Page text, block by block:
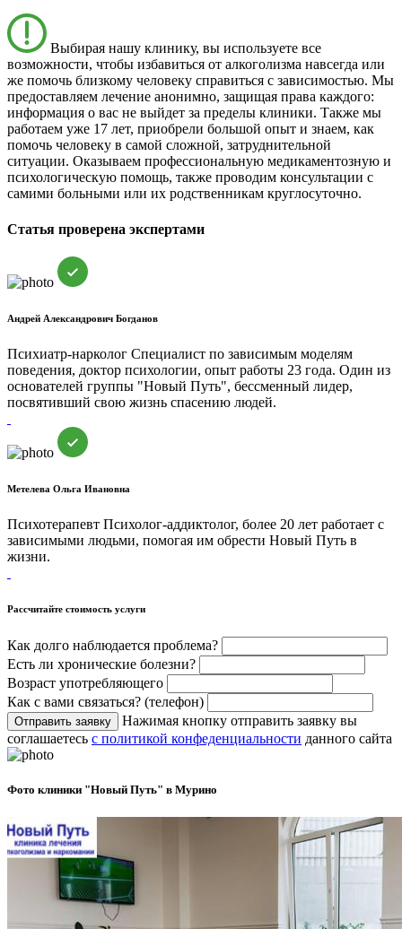
Выбирая нашу клинику, вы используете все
возможности, чтобы избавиться от алкоголизма навсегда или
же помочь близкому человеку справиться с зависимостью. Мы
предоставляем лечение анонимно, защищая права каждого:
информация о вас не выйдет за пределы клиники. Также мы
работаем уже 17 лет, приобрели большой опыт и знаем, как
помочь человеку в самой сложной, затруднительной
ситуации. Оказываем профессиональную медикаментозную и
психологическую помощь, также проводим консультации с
самими больными или их родственникам круглосуточно.
Статья проверена экспертами
Андрей Александрович Богданов
Психиатр-нарколог Специалист по зависимым моделям
поведения, доктор психологии, опыт работы 23 года. Один из
основателей группы "Новый Путь", бессменный лидер,
посвятивший свою жизнь спасению людей.
Метелева Ольга Ивановна
Психотерапевт Психолог-аддиктолог, более 20 лет работает с
зависимыми людьми, помогая им обрести Новый Путь в
жизни.
Рассчитайте стоимость услуги
Как долго наблюдается проблема?
Есть ли хронические болезни?
Возраст употребляющего
Как с вами связаться? (телефон)
Отправить заявку
Нажимая кнопку отправить заявку вы
соглашаетесь с политикой конфеденциальности данного сайта
Фото клиники "Новый Путь" в Мурино